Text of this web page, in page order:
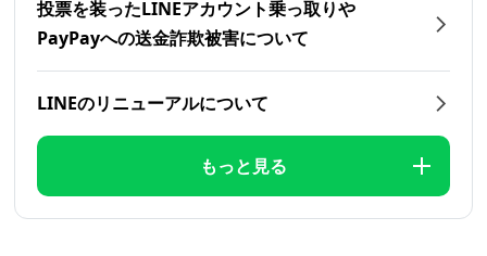
投票を装ったLINEアカウント乗っ取りや
PayPayへの送金詐欺被害について
LINEのリニューアルについて
もっと見る